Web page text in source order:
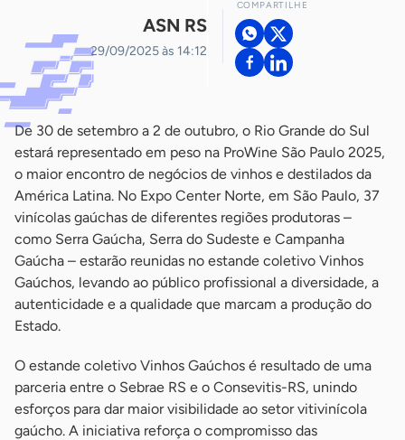
ASN RS
29/09/2025 às 14:12
COMPARTILHE
De 30 de setembro a 2 de outubro, o Rio Grande do Sul
estará representado em peso na ProWine São Paulo 2025,
o maior encontro de negócios de vinhos e destilados da
América Latina. No Expo Center Norte, em São Paulo, 37
vinícolas gaúchas de diferentes regiões produtoras –
como Serra Gaúcha, Serra do Sudeste e Campanha
Gaúcha – estarão reunidas no estande coletivo Vinhos
Gaúchos, levando ao público profissional a diversidade, a
autenticidade e a qualidade que marcam a produção do
Estado.
O estande coletivo Vinhos Gaúchos é resultado de uma
parceria entre o Sebrae RS e o Consevitis-RS, unindo
esforços para dar maior visibilidade ao setor vitivinícola
gaúcho. A iniciativa reforça o compromisso das